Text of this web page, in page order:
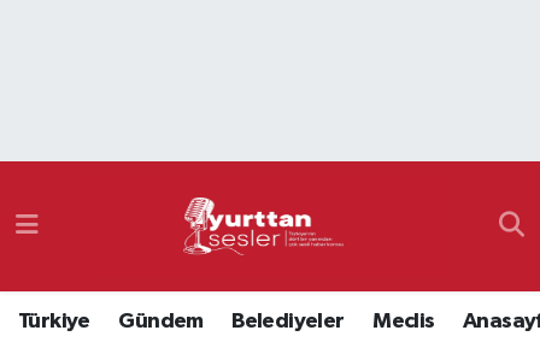
Türkiye Gündem Belediyeler Meclis
Namaz Vakitleri
Süper Lig Puan Durumu ve Fikstür